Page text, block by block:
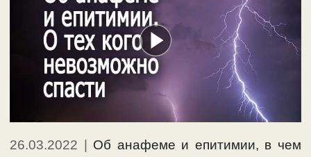
26.03.2022
Об анафеме и епитимии, в чем